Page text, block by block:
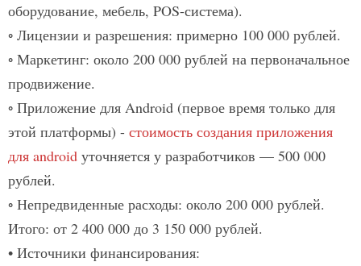
оборудование, мебель, POS-система).​
◦ Лицензии и разрешения: примерно 100 000 рублей.​
◦ Маркетинг: около 200 000 рублей на первоначальное
продвижение.​
◦ Приложение для Android (первое время только для
этой платформы) - стоимость создания приложения
для android уточняется у разработчиков — 500 000
рублей.
◦ Непредвиденные расходы: около 200 000 рублей.​
Итого: от 2 400 000 до 3 150 000 рублей.​
• Источники финансирования: